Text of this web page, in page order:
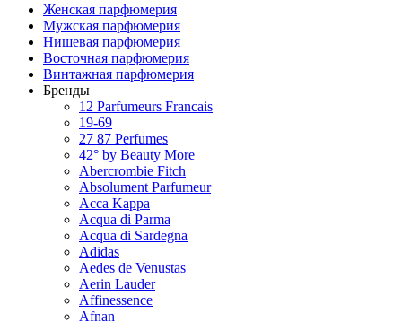
Женская парфюмерия
Мужская парфюмерия
Нишевая парфюмерия
Восточная парфюмерия
Винтажная парфюмерия
Бренды
12 Parfumeurs Francais
19-69
27 87 Perfumes
42° by Beauty More
Abercrombie Fitch
Absolument Parfumeur
Acca Kappa
Acqua di Parma
Acqua di Sardegna
Adidas
Aedes de Venustas
Aerin Lauder
Affinessence
Afnan